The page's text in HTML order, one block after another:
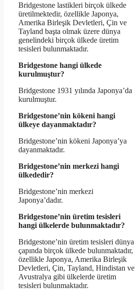
Bridgestone lastikleri birçok ülkede
üretilmektedir, özellikle Japonya,
Amerika Birleşik Devletleri, Çin ve
Tayland başta olmak üzere dünya
genelindeki birçok ülkede üretim
tesisleri bulunmaktadır.
Bridgestone hangi ülkede
kurulmuştur?
Bridgestone 1931 yılında Japonya’da
kurulmuştur.
Bridgestone’nin kökeni hangi
ülkeye dayanmaktadır?
Bridgestone’nin kökeni Japonya’ya
dayanmaktadır.
Bridgestone’nin merkezi hangi
ülkededir?
Bridgestone’nin merkezi
Japonya’dadır.
Bridgestone’nin üretim tesisleri
hangi ülkelerde bulunmaktadır?
Bridgestone’nin üretim tesisleri dünya
çapında birçok ülkede bulunmaktadır,
özellikle Japonya, Amerika Birleşik
Devletleri, Çin, Tayland, Hindistan ve
Avustralya gibi ülkelerde üretim
tesisleri bulunmaktadır.